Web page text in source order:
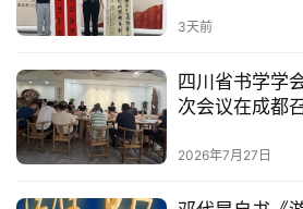
讯
书
法
征
稿
“素处以默·与
3天前
四川省书学学
成员名单）